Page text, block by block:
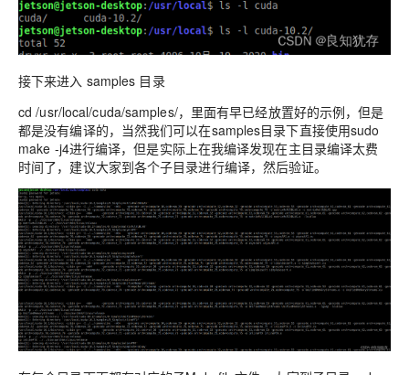
接下来进入 samples 目录
cd /usr/local/cuda/samples/，里面有早已经放置好的示例，但是
都是没有编译的，当然我们可以在samples目录下直接使用sudo
make -j4进行编译，但是实际上在我编译发现在主目录编译太费
时间了，建议大家到各个子目录进行编译，然后验证。